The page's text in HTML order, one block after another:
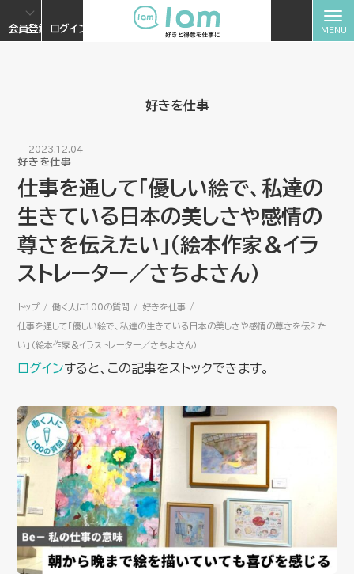
会員登録 ログイン
好きを仕事
2023.12.04
好きを仕事
仕事を通して「優しい絵で、私達の
生きている日本の美しさや感情の
尊さを伝えたい」（絵本作家＆イラ
ストレーター／さちよさん）
トップ 働く人に100の質問 好きを仕事
仕事を通して「優しい絵で、私達の生きている日本の美しさや感情の尊さを伝えた
い」（絵本作家＆イラストレーター／さちよさん）
ログインすると、この記事をストックできます。